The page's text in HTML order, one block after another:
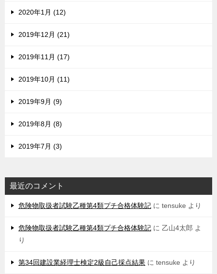
2020年1月 (12)
2019年12月 (21)
2019年11月 (17)
2019年10月 (11)
2019年9月 (9)
2019年8月 (8)
2019年7月 (3)
最近のコメント
危険物取扱者試験乙種第4類プチ合格体験記 に tensuke より
危険物取扱者試験乙種第4類プチ合格体験記 に 乙山4太郎 よ
り
第34回建設業経理士検定2級自己採点結果 に tensuke より